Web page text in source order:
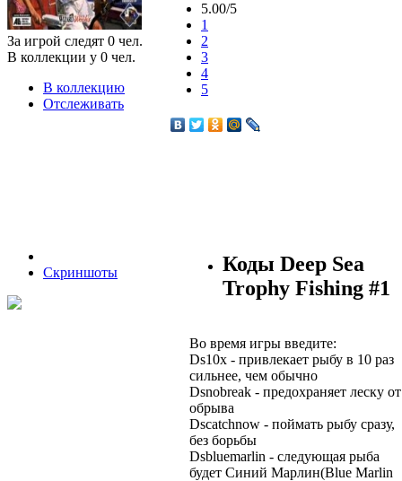
За игрой следят 0 чел.
В коллекции у 0 чел.
В коллекцию
Отслеживать
5.00/5
1
2
3
4
5
Скриншоты
Коды Deep Sea
Trophy Fishing #1
Во время игры введите:
Ds10x - привлекает рыбу в 10 раз
сильнее, чем обычно
Dsnobreak - предохраняет леску от
обрыва
Dscatchnow - поймать рыбу сразу,
без борьбы
Dsbluemarlin - следующая рыба
будет Синий Марлин(Blue Marlin